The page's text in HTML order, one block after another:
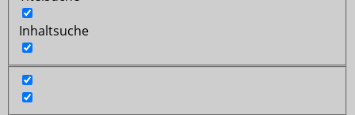
Inhaltsuche